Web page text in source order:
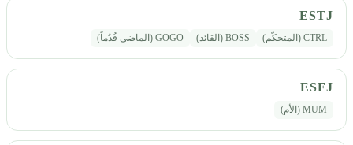
ESTJ
CTRL (المتحكّم) BOSS (القائد) GOGO (الماضي قُدُماً)
ESFJ
MUM (الأم)